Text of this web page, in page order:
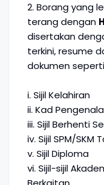
2. Borang yang
terang dengan
disertakan
terkini, resume
dokumen
i. Sijil Kelahiran
ii. Kad
iii. Sijil Berhenti
iv. Sijil SPM/
v. Sijil Diploma
vi. Sijil-sijil